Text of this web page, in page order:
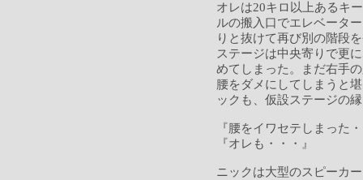
オレは20キロ以上あるキ
ルの搬入口でエレベータ
りと抜けて再び別の階段
ステージは中央寄りで更
めてしまった。まだ右手
腰をダメにしてしまうと
ックも、仮設ステージの
『腰をイワセテしまった
『オレも・・・』
ニックは大型のスピーカ